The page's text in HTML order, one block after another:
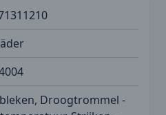
Droogtrommel -